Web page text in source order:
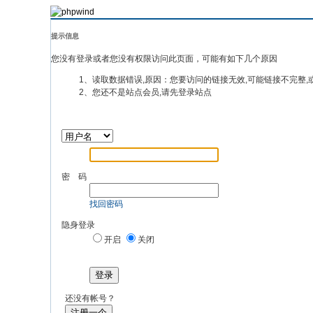
提示信息
您没有登录或者您没有权限访问此页面，可能有如下几个原因
1、读取数据错误,原因：您要访问的链接无效,可能链接不完整,
2、您还不是站点会员,请先登录站点
密 码
找回密码
隐身登录
开启
关闭
登录
还没有帐号？